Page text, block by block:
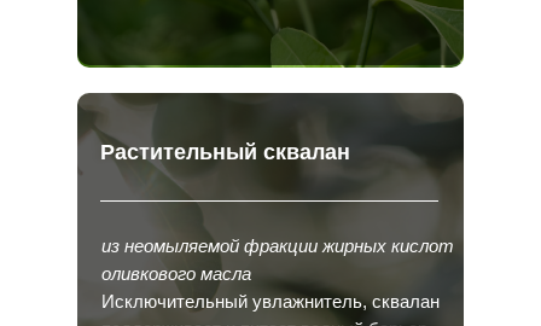
Растительный сквалан
из неомыляемой фракции жирных кислот
оливкового масла
Исключительный увлажнитель, сквалан